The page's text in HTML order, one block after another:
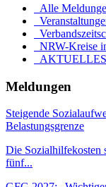
Alle
NRW-Kreise
Meldungen
Steigende
Belastungsgrenze
Die Sozialhilfekosten
fünf...